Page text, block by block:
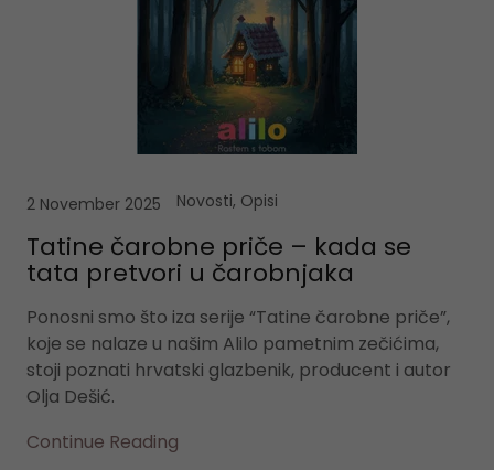
2 November 2025 Novosti, Opisi
Tatine čarobne priče – kada se
tata pretvori u čarobnjaka
Ponosni smo što iza serije “Tatine čarobne priče”,
koje se nalaze u našim Alilo pametnim zečićima,
stoji poznati hrvatski glazbenik, producent i autor
Olja Dešić.
Continue Reading